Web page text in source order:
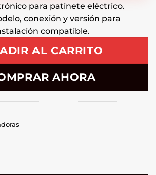
para patinete eléctrico.
conexión y versión para
compatible.
AL CARRITO
AHORA